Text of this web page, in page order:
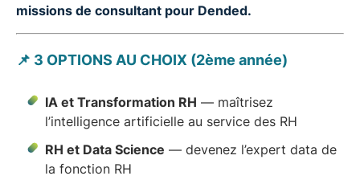
missions de consultant pour Dended.
📌 3 OPTIONS AU CHOIX (2ème année)
IA et Transformation RH — maîtrisez
l’intelligence artificielle au service des RH
RH et Data Science — devenez l’expert data de
la fonction RH